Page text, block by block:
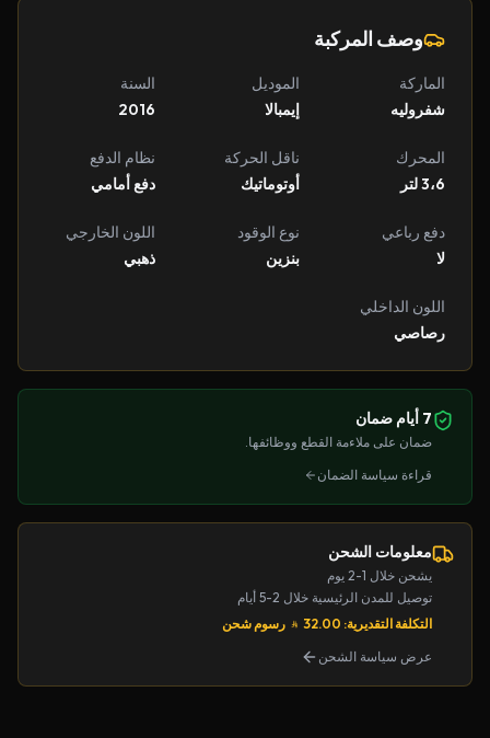
وصف المركبة
الماركة
شفروليه
الموديل
إيمبالا
السنة
2016
المحرك
3،6 لتر
ناقل الحركة
أوتوماتيك
نظام الدفع
دفع أمامي
دفع رباعي
لا
نوع الوقود
بنزين
اللون الخارجي
ذهبي
اللون الداخلي
رصاصي
7 أيام ضمان
ضمان على ملاءمة القطع ووظائفها.
قراءة سياسة الضمان
معلومات الشحن
يشحن خلال 1-2 يوم
توصيل للمدن الرئيسية خلال 2-5 أيام
التكلفة التقديرية: 32.00
رسوم شحن
عرض سياسة الشحن